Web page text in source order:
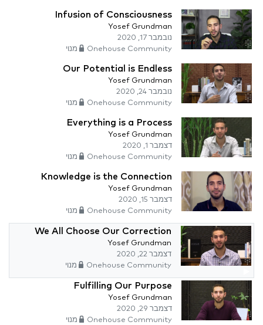
Infusion of Consciousness
Yosef Grundman
נובמבר 17, 2020
Onehouse Community מנוי
Our Potential is Endless
Yosef Grundman
נובמבר 24, 2020
Onehouse Community מנוי
Everything is a Process
Yosef Grundman
דצמבר 1, 2020
Onehouse Community מנוי
Knowledge is the Connection
Yosef Grundman
דצמבר 15, 2020
Onehouse Community מנוי
We All Choose Our Correction
Yosef Grundman
דצמבר 22, 2020
Onehouse Community מנוי
Fulfilling Our Purpose
Yosef Grundman
דצמבר 29, 2020
Onehouse Community מנוי